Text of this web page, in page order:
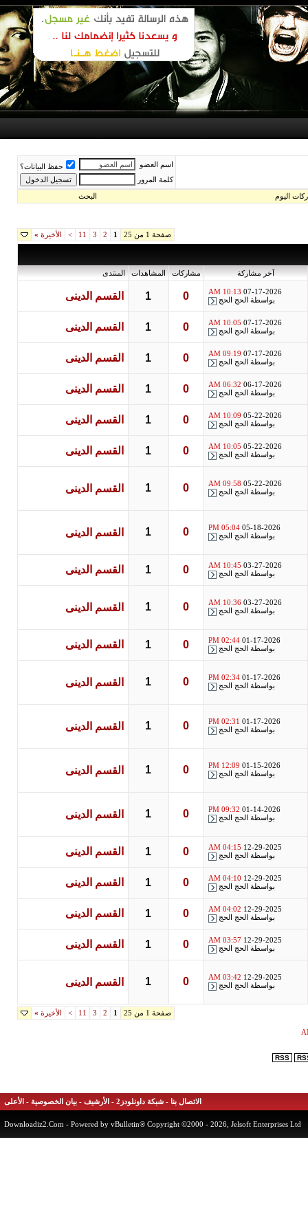
اسم العضو
حفظ البيانات؟
كلمة المرور
البحث
صفحة 1 من 25 1
11
> الأخيرة»
آخر مشاركة مشاركات المشاهدات المنتدى
07-17-2026
10:13 AM
بواسطةالحج الحج القسم الدينى
07-17-2026
10:05 AM
بواسطةالحج الحج القسم الدينى
07-17-2026
09:19 AM
بواسطةالحج الحج القسم الدينى
06-17-2026
06:32 AM
بواسطةالحج الحج القسم الدينى
05-22-2026
10:09 AM
بواسطةالحج الحج القسم الدينى
05-22-2026
10:05 AM
بواسطةالحج الحج القسم الدينى
05-22-2026
09:58 AM
بواسطةالحج الحج القسم الدينى
05-18-2026
05:04 PM
بواسطةالحج الحج القسم الدينى
03-27-2026
10:45 AM
بواسطةالحج الحج القسم الدينى
03-27-2026
10:36 AM
بواسطةالحج الحج القسم الدينى
01-17-2026
02:44 PM
بواسطةالحج الحج القسم الدينى
01-17-2026
02:34 PM
بواسطةالحج الحج القسم الدينى
01-17-2026
02:31 PM
بواسطةالحج الحج القسم الدينى
01-15-2026
12:09 PM
بواسطةالحج الحج القسم الدينى
01-14-2026
09:32 PM
بواسطةالحج الحج القسم الدينى
12-29-2025
04:15 AM
بواسطةالحج الحج القسم الدينى
12-29-2025
04:10 AM
بواسطةالحج الحج القسم الدينى
12-29-2025
04:02 AM
بواسطةالحج الحج القسم الدينى
12-29-2025
03:57 AM
بواسطةالحج الحج القسم الدينى
12-29-2025
03:42 AM
بواسطةالحج الحج القسم الدينى
صفحة 1 من 25 1
11
> الأخيرة»
RSS
الاتصال بنا - شبكة داونلودز2 -الأرشيف-بيان الخصوصية-الأعلى
Downloadiz2.Com- Powered by vBulletin® Copyright ©2000 - 2026, Jelsoft Enterprises